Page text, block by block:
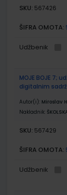
SKU: 567426
ŠIFRA OMOTA:
Udžbenik
MOJE BOJE 7;
digitalnim
Autor(i): Miroslav
Nakladnik:
SKU: 567429
ŠIFRA OMOTA:
Udžbenik